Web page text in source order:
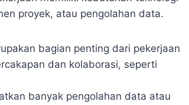
proyek, atau pengolahan data.
bagian penting dari pekerjaan
dan kolaborasi, seperti
banyak pengolahan data atau